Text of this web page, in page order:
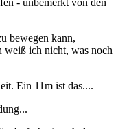
bewegen kann,
weiß ich nicht, was noch
Ein 11m ist das....